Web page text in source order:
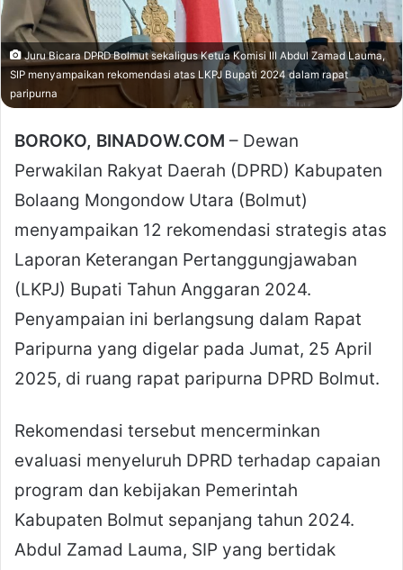
Juru Bicara DPRD Bolmut sekaligus Ketua Komisi III Abdul Zamad Lauma,
SIP menyampaikan rekomendasi atas LKPJ Bupati 2024 dalam rapat
paripurna
BOROKO, BINADOW.COM – Dewan
Perwakilan Rakyat Daerah (DPRD) Kabupaten
Bolaang Mongondow Utara (Bolmut)
menyampaikan 12 rekomendasi strategis atas
Laporan Keterangan Pertanggungjawaban
(LKPJ) Bupati Tahun Anggaran 2024.
Penyampaian ini berlangsung dalam Rapat
Paripurna yang digelar pada Jumat, 25 April
2025, di ruang rapat paripurna DPRD Bolmut.
Rekomendasi tersebut mencerminkan
evaluasi menyeluruh DPRD terhadap capaian
program dan kebijakan Pemerintah
Kabupaten Bolmut sepanjang tahun 2024.
Abdul Zamad Lauma, SIP yang bertidak